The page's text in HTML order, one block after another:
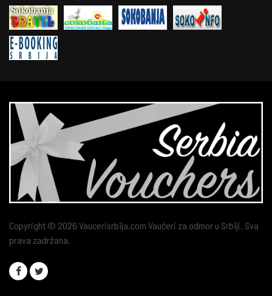
Copyright © 2026 Vaucerisrbija.com Vaučeri za odmor u Srbiji. Sva
prava zadržana.